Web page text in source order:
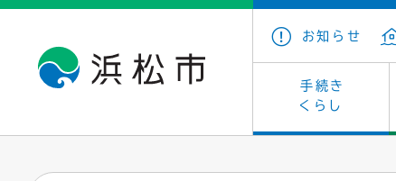
お知らせ
手続き
くらし
戸籍・住民の手続き 保険
子育て・青少年・若者 教育
健康・医療 福祉
文化・芸術 文化財
産業振興 カー
市の概要 庁舎